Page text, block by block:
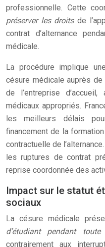
professionnelle. Cette
préserver les droitsde
contrat d’alternance
médicale.
La procédure implique
césure médicale auprès
de l’entreprise
médicaux appropriés.
les meilleurs délais
financement de la
contractuelle de
les ruptures de contrat
reprise coordonnée des
Impact sur le statut
sociaux
La césure médicale
d’étudiant pendant
contrairement aux